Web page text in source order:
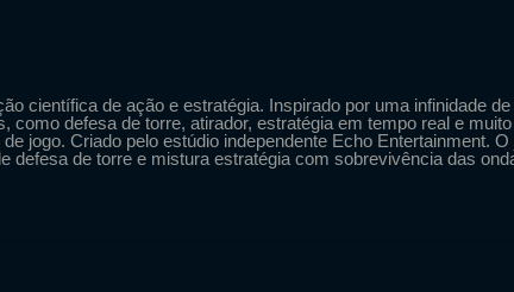
científica de ação e estratégia. Inspirado por uma infinidade de
como defesa de torre, atirador, estratégia em tempo real e
jogo. Criado pelo estúdio independente Echo Entertainment. O
defesa de torre e mistura estratégia com sobrevivência das